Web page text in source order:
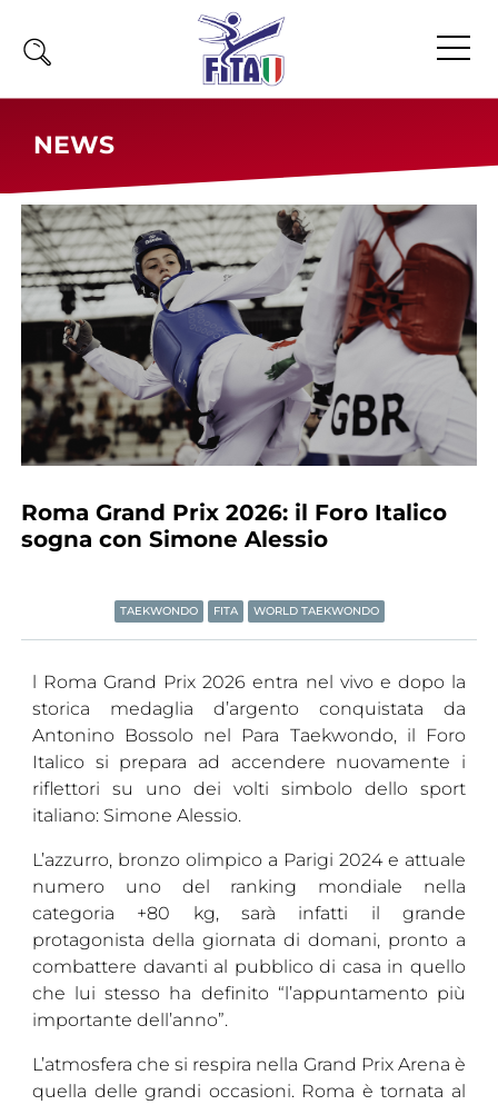
Calendario
News
Olimpiadi
Atleti
Atleti Combattimento
Atleti Poomsae e Freestyle
Atleti Parataekwondo
Tesseramento
Formazione
Salute
Rivista Olympic Dream
Links
Photogallery
Videogallery
Cookie policy
Cerca
Feed
NEWS
Roma Grand Prix 2026: il Foro Italico
sogna con Simone Alessio
TAEKWONDO FITA WORLD TAEKWONDO
l Roma Grand Prix 2026 entra nel vivo e dopo la
storica medaglia d’argento conquistata da
Antonino Bossolo nel Para Taekwondo, il Foro
Italico si prepara ad accendere nuovamente i
riflettori su uno dei volti simbolo dello sport
italiano: Simone Alessio.
L’azzurro, bronzo olimpico a Parigi 2024 e attuale
numero uno del ranking mondiale nella
categoria +80 kg, sarà infatti il grande
protagonista della giornata di domani, pronto a
combattere davanti al pubblico di casa in quello
che lui stesso ha definito “l’appuntamento più
importante dell’anno”.
L’atmosfera che si respira nella Grand Prix Arena è
quella delle grandi occasioni. Roma è tornata al